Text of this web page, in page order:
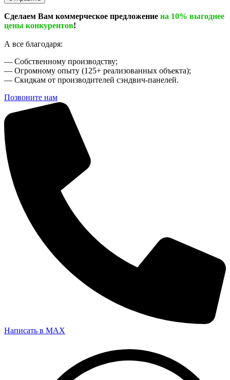
Сделаем Вам коммерческое предложение на 10% выгоднее
цены конкурентов!
А все благодаря:
— Собственному производству;
— Огромному опыту (125+ реализованных объекта);
— Скидкам от производителей сэндвич-панелей.
Позвоните нам
Написать в MAX